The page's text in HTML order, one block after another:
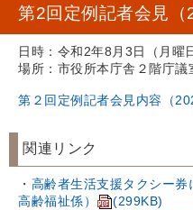
第2回定例記者会見（
日時：令和2年8月3日（月曜
場所：市役所本庁舎２階庁議
第２回定例記者会見内容（
関連リンク
・ 高齢者生活支援タクシー
高齢福祉係）
(299KB)